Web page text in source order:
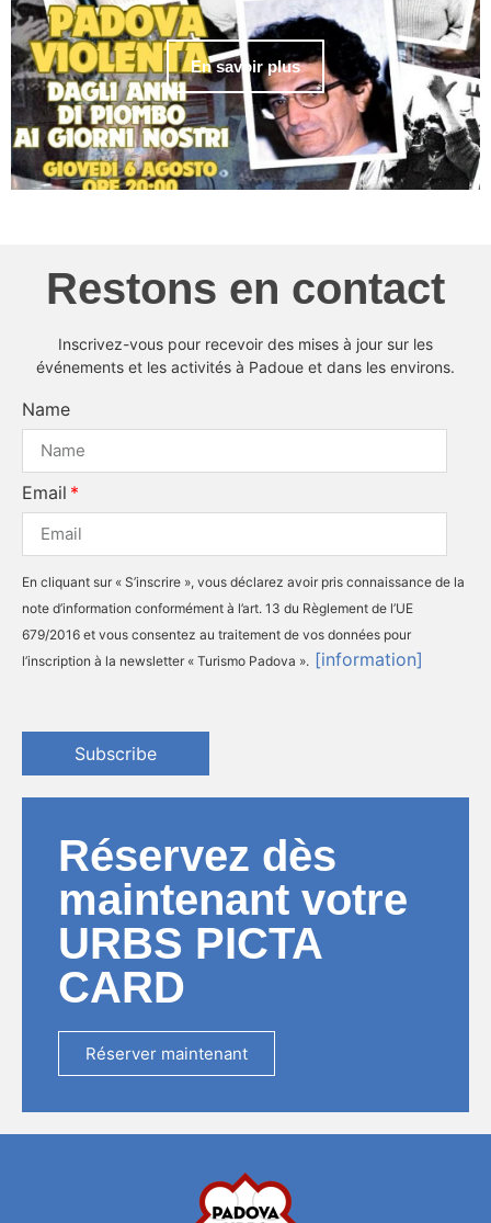
En savoir plus
Restons en contact
Inscrivez-vous pour recevoir des mises à jour sur les
événements et les activités à Padoue et dans les environs.
Name
Email
En cliquant sur « S’inscrire », vous déclarez avoir pris connaissance de la
note d’information conformément à l’art. 13 du Règlement de l’UE
679/2016 et vous consentez au traitement de vos données pour
l’inscription à la newsletter « Turismo Padova ». [information]
Subscribe
Réservez dès
maintenant votre
URBS PICTA
CARD
Réserver maintenant